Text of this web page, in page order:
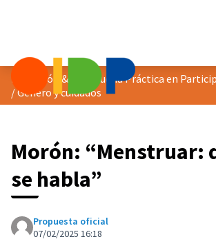
/Género y cuidados
Morón: “Menstruar:
se habla”
Propuesta oficial
07/02/2025 16:18